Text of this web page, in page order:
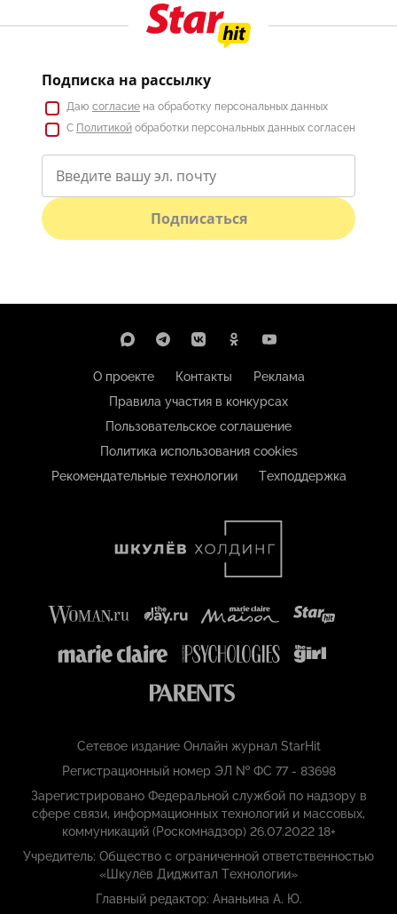
Подписка на рассылку
Даю согласие на обработку персональных данных
С Политикой обработки персональных данных согласен
Подписаться
О проекте Контакты
Реклама
Правила участия в конкурсах
Пользовательское соглашение
Политика использования cookies
Рекомендательные технологии
Техподдержка
Сетевое издание Онлайн журнал StarHit
Регистрационный номер ЭЛ № ФС 77 - 83698
Зарегистрировано Федеральной службой по надзору в
сфере связи, информационных технологий и массовых,
коммуникаций (Роскомнадзор) 26.07.2022 18+
Учредитель: Общество с ограниченной ответственностью
«Шкулёв Диджитал Технологии»
Главный редактор: Ананьина А. Ю.